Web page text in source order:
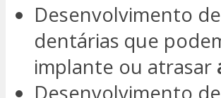
Desenvolvimento
dentárias que
implante ou atrasar
Desenvolvimento